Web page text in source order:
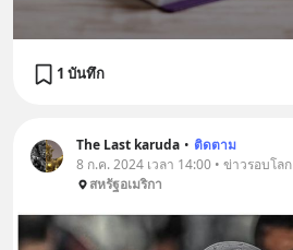
1 บันทึก
The Last karuda • ติดตาม
8 ก.ค. 2024 เวลา 14:00 • ข่าวรอบโลก
สหรัฐอเมริกา